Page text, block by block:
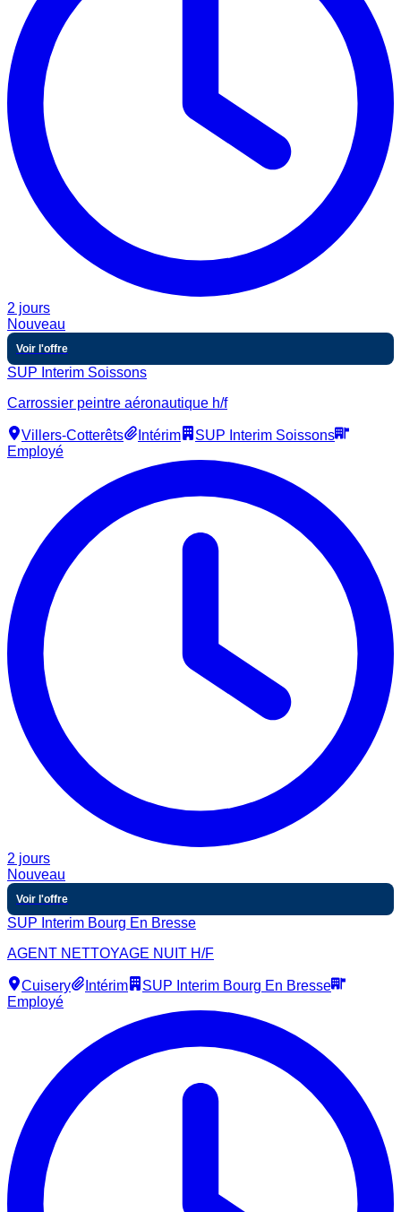
2 jours
Nouveau
Voir l'offre
SUP Interim Soissons
Carrossier peintre aéronautique h/f
Villers-Cotterêts Intérim
SUP Interim Soissons
Employé
2 jours
Nouveau
Voir l'offre
SUP Interim Bourg En Bresse
AGENT NETTOYAGE NUIT H/F
Cuisery Intérim
SUP Interim Bourg En Bresse
Employé